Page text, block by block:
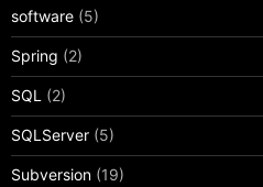
software (5)
Spring (2)
SQL (2)
SQLServer (5)
Subversion (19)